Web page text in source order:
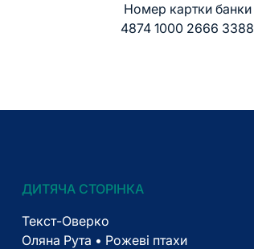
Номер картки банки
4874 1000 2666 3388
ДИТЯЧА СТОРІНКА
Текст-Оверко
Оляна Рута • Рожеві птахи